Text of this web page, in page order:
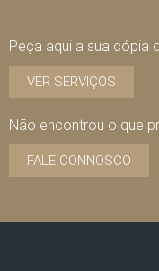
Peça aqui a sua cópia
VER SERVIÇOS
Não encontrou o que
FALE CONNOSCO